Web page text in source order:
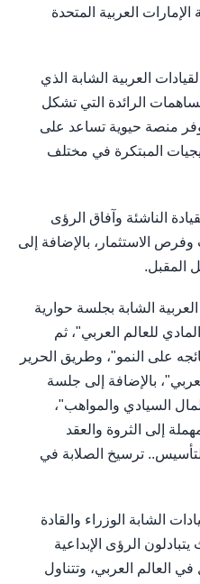
العربية المتحدة
العربية الشابة الذي
الرائدة التي تشكل
منصة حيوية تساعد على
المبتكرة في مختلف
الناشئة وآفاق الرؤى
الاستثمار، بالإضافة إلى
المقبل.
الشابة بجلسة حوارية
للعالم العربي"، ثم
على النمو"، وطريق الحرير
بالإضافة إلى جلسة
السيادي والمواهب"،
إلى الثروة والعقد
التأسيس.. ترسيخ الصلابة في
الشابة الوزراء والقادة
الرؤى الإبداعية
في العالم العربي، وتتناول